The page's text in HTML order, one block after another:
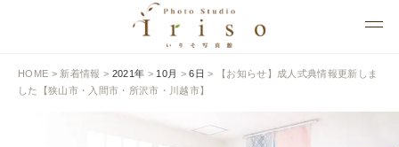
HOME > 新着情報 > 2021年 > 10月 >6日 >
【お知らせ】成人式典情報更新しま
した【狭山市・入間市・所沢市・川越市】